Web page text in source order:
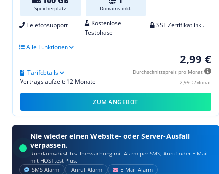
Speicherplatz Domains inkl.
Telefonsupport
Kostenlose
Testphase
SSL Zertifikat inkl.
Alle Funktionen
2,99 €
Durchschnittspreis pro Monat
2,99 €/Monat
Vertragslaufzeit: 12 Monate
Tarifdetails
ZUM ANGEBOT
Nie wieder einen Website- oder Server-Ausfall
verpassen.
Rund-um-die-Uhr-Überwachung mit Alarm per SMS, Anruf oder E‑Mail
mit HOSTtest Plus.
SMS‑Alarm Anruf‑Alarm E‑Mail‑Alarm